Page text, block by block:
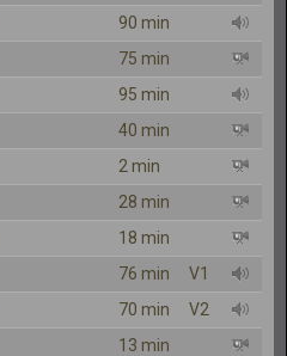
90 min
75 min
95 min
40 min
2 min
28 min
18 min
76 min
V1
70 min
V2
13 min